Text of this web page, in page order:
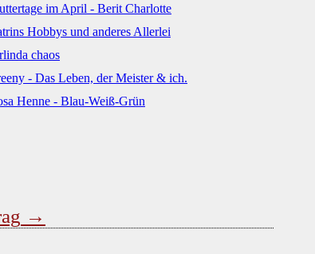
im April - Berit Charlotte
Hobbys und anderes Allerlei
chaos
- Das Leben, der Meister & ich.
Henne - Blau-Weiß-Grün
→